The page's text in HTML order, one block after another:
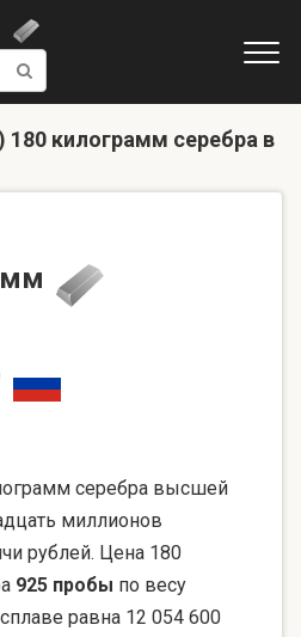
180 килограмм серебра в
серебра высшей
миллионов
рублей. Цена 180
925 пробы по весу
равна 12 054 600